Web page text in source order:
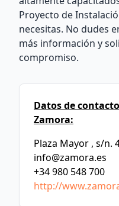
Proyecto de
necesitas. No dudes
más información y
compromiso.
Datos de
Zamora:
Plaza Mayor , s/n.
info@zamora.es
+34 980 548 700
http://